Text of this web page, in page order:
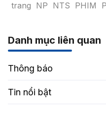
trang NP NTS PHIM
Danh mục liên quan
Thông báo
Tin nổi bật